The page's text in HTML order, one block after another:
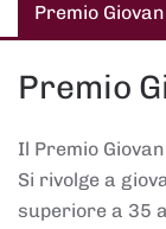
Premio
Premio
Il Premio
Si rivolge a
superiore a 35